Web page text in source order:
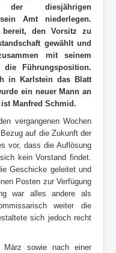
diesjährigen
Amt niederlegen.
bereit, den Vorsitz zu
gewählt und
mit seinem
die Führungsposition.
in Karlstein das Blatt
ein neuer Mann an
Manfred Schmid.
vergangenen Wochen
auf die Zukunft der
vor, dass die Auflösung
kein Vorstand findet.
Geschicke geleitet und
Posten zur Verfügung
war alles andere als
weiter die
sich jedoch recht
März sowie nach einer